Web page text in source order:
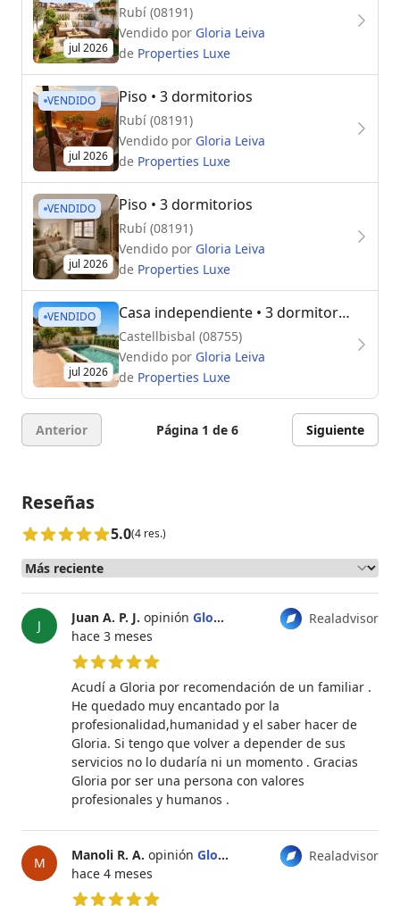
jul 2026
Rubí (08191)
Vendido por Gloria Leiva
de Properties Luxe
VENDIDO
jul 2026
Piso • 3 dormitorios
Rubí (08191)
Vendido por Gloria Leiva
de Properties Luxe
VENDIDO
jul 2026
Piso • 3 dormitorios
Rubí (08191)
Vendido por Gloria Leiva
de Properties Luxe
VENDIDO
jul 2026
Casa independiente • 3 dormitorios
Castellbisbal (08755)
Vendido por Gloria Leiva
de Properties Luxe
Anterior Página 1 de 6 Siguiente
Reseñas
5.0(4 res.)
J Realadvisor
Juan A. P. J. opinión Gloria Leiva
hace 3 meses
5 de 5 estrellas
Acudí a Gloria por recomendación de un familiar .
He quedado muy encantado por la
profesionalidad,humanidad y el saber hacer de
Gloria. Si tengo que volver a depender de sus
servicios no lo dudaría ni un momento . Gracias
Gloria por ser una persona con valores
profesionales y humanos .
M Realadvisor
Manoli R. A. opinión Gloria Leiva
hace 4 meses